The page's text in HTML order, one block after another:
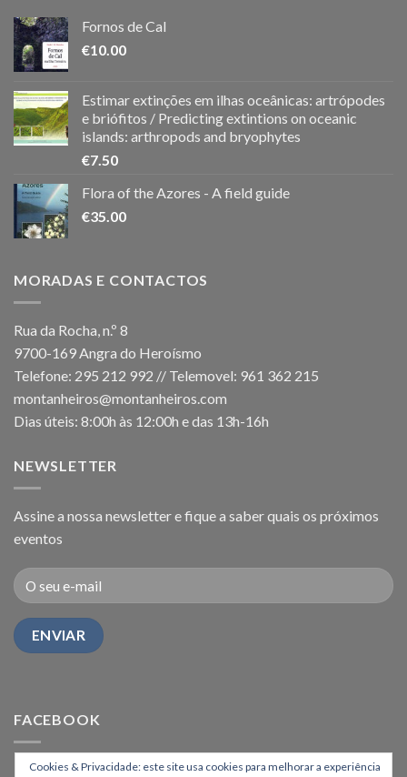
Fornos de Cal
€10.00
Estimar extinções em ilhas oceânicas: artrópodes
e briófitos / Predicting extintions on oceanic
islands: arthropods and bryophytes
€7.50
Flora of the Azores - A field guide
€35.00
MORADAS E CONTACTOS
Rua da Rocha, n.º 8
9700-169 Angra do Heroísmo
Telefone: 295 212 992 // Telemovel: 961 362 215
montanheiros@montanheiros.com
Dias úteis: 8:00h às 12:00h e das 13h-16h
NEWSLETTER
Assine a nossa newsletter e fique a saber quais os próximos
eventos
FACEBOOK
Cookies & Privacidade: este site usa cookies para melhorar a experiência